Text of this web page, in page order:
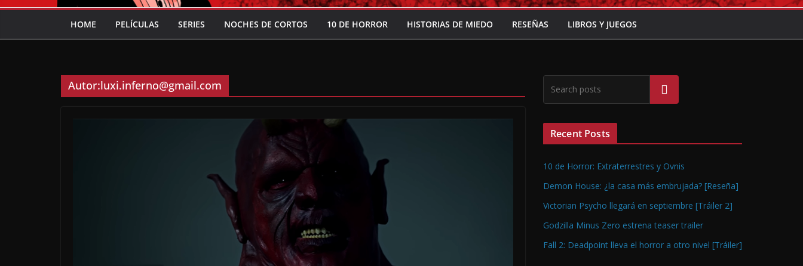
HOME PELÍCULAS SERIES NOCHES DE CORTOS 10 DE HORROR HISTORIAS DE MIEDO RESEÑAS LIBROS Y JUEGOS
Autor:luxi.inferno@gmail.com Buscar
Recent Posts
10 de Horror: Extraterrestres y Ovnis
Demon House: ¿la casa más embrujada? [Reseña]
Victorian Psycho llegará en septiembre [Tráiler 2]
Godzilla Minus Zero estrena teaser trailer
Fall 2: Deadpoint lleva el horror a otro nivel [Tráiler]